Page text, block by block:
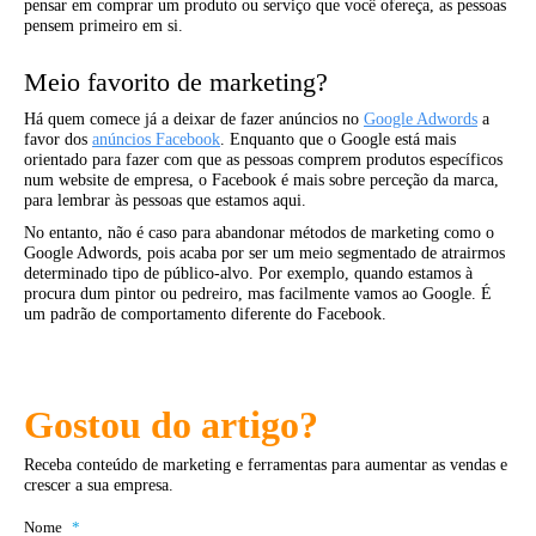
pensar em comprar um produto ou serviço que você ofereça, as pessoas
pensem primeiro em si.
Meio favorito de marketing?
Há quem comece já a deixar de fazer anúncios no Google Adwords a
favor dos anúncios Facebook. Enquanto que o Google está mais
orientado para fazer com que as pessoas comprem produtos específicos
num website de empresa, o Facebook é mais sobre perceção da marca,
para lembrar às pessoas que estamos aqui.
No entanto, não é caso para abandonar métodos de marketing como o
Google Adwords, pois acaba por ser um meio segmentado de atrairmos
determinado tipo de público-alvo. Por exemplo, quando estamos à
procura dum pintor ou pedreiro, mas facilmente vamos ao Google. É
um padrão de comportamento diferente do Facebook.
Gostou do artigo?
Receba conteúdo de marketing e ferramentas para aumentar as vendas e
crescer a sua empresa.
Nome *